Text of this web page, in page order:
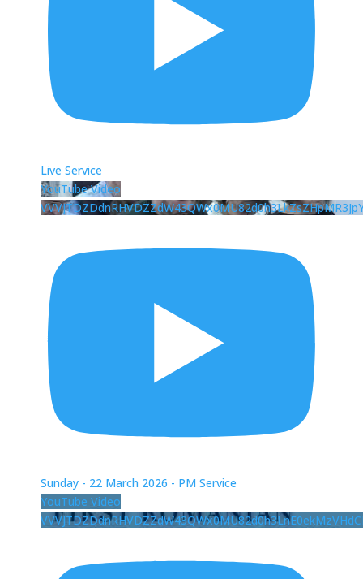
Live Service
YouTube Video
Sunday - 22 March 2026 - PM Service
YouTube Video